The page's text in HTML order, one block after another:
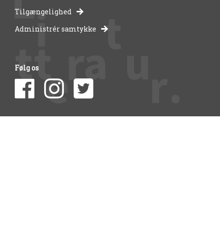
-
bibliotekernes
side
om
litteratur
Tilgængelighed
Administrér samtykke
Følg os